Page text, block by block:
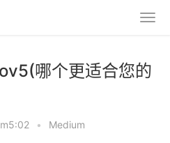
哪个更适合您的
• Medium